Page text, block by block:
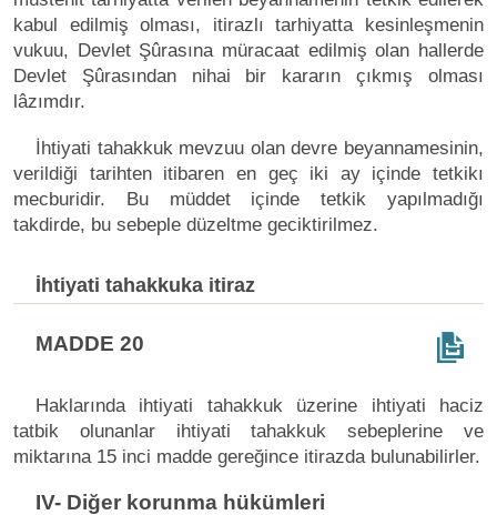
kabul edilmiş olması, itirazlı tarhiyatta kesinleşmenin
vukuu, Devlet Şûrasına müracaat edilmiş olan hallerde
Devlet Şûrasından nihai bir kararın çıkmış olması
lâzımdır.
İhtiyati tahakkuk mevzuu olan devre beyannamesinin,
verildiği tarihten itibaren en geç iki ay içinde tetkikı
mecburidir. Bu müddet içinde tetkik yapılmadığı
takdirde, bu sebeple düzeltme geciktirilmez.
İhtiyati tahakkuka itiraz
MADDE 20
Haklarında ihtiyati tahakkuk üzerine ihtiyati haciz
tatbik olunanlar ihtiyati tahakkuk sebeplerine ve
miktarına 15 inci madde gereğince itirazda bulunabilirler.
IV- Diğer korunma hükümleri